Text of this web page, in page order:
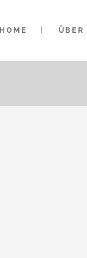
HOME ÜBER